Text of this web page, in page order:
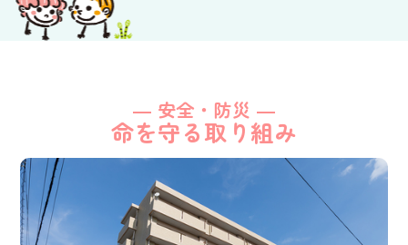
― 安全・防災 ―
命を守る取り組み